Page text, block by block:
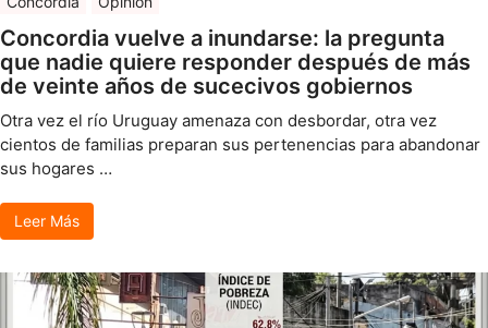
Concordia vuelve a inundarse: la pregunta
que nadie quiere responder después de más
de veinte años de sucecivos gobiernos
Otra vez el río Uruguay amenaza con desbordar, otra vez
cientos de familias preparan sus pertenencias para abandonar
sus hogares …
Leer Más